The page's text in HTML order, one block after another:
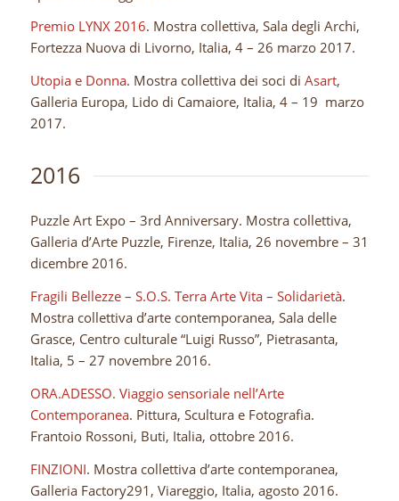
Premio LYNX 2016. Mostra collettiva, Sala degli Archi,
Fortezza Nuova di Livorno, Italia, 4 – 26 marzo 2017.
Utopia e Donna. Mostra collettiva dei soci di Asart,
Galleria Europa, Lido di Camaiore, Italia, 4 – 19 marzo
2017.
2016
Puzzle Art Expo – 3rd Anniversary. Mostra collettiva,
Galleria d’Arte Puzzle, Firenze, Italia, 26 novembre – 31
dicembre 2016.
Fragili Bellezze – S.O.S. Terra Arte Vita – Solidarietà.
Mostra collettiva d’arte contemporanea, Sala delle
Grasce, Centro culturale “Luigi Russo”, Pietrasanta,
Italia, 5 – 27 novembre 2016.
ORA.ADESSO. Viaggio sensoriale nell’Arte
Contemporanea. Pittura, Scultura e Fotografia.
Frantoio Rossoni, Buti, Italia, ottobre 2016.
FINZIONI. Mostra collettiva d’arte contemporanea,
Galleria Factory291, Viareggio, Italia, agosto 2016.